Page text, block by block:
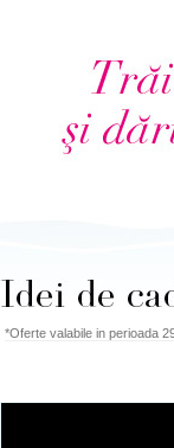
*Oferte valabile in perioada